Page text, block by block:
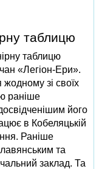
таблицю
таблицю
«Легіон-Ери».
жодному зі своїх
раніше
його
в Кобеляцькій
Раніше
та
заклад. Та